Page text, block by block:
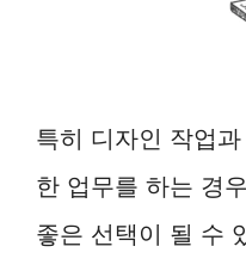
특히 디자인 작업
한 업무를 하는 경
좋은 선택이 될 수